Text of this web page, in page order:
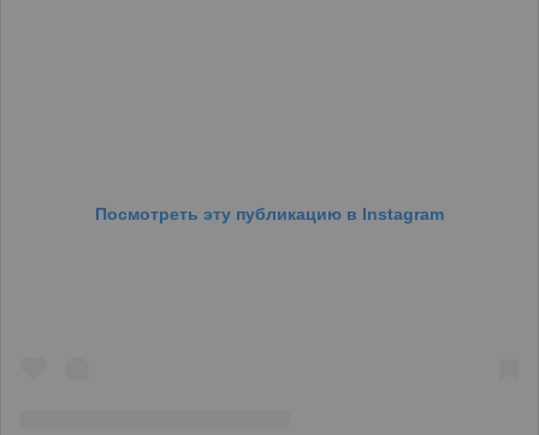
Посмотреть эту публикацию в Instagram